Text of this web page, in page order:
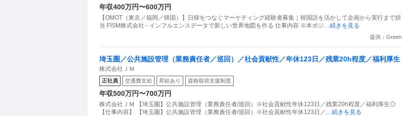
年収400万円〜600万円
【OMOT（東京／福岡／韓国）】日韓をつなぐマーケティング経験者募集｜韓国語を活かして企画から実行まで担
当 FISM株式会社 - インフルエンスデータで新しい世界地図を作る 仕事内容 ※本ポジ…続きを見る
提供：Green
埼玉圏／公共施設管理（業務責任者／巡回）／社会貢献性／年休123日／残業20h程度／福利厚生
株式会社ＪＭ
正社員 交通費支給 昇給あり 資格取得支援制度
年収500万円〜700万円
株式会社ＪＭ 【埼玉圏】公共施設管理（業務責任者/巡回）※社会貢献性年休123日／残業20h程度／福利厚生◎
【仕事内容】 【埼玉圏】公共施設管理（業務責任者/巡回）※社会貢献性年休123日／ …続きを見る